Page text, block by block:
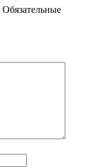
Обязательные